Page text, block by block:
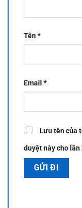
Tên*
Email *
Lưu tên của
duyệt này cho